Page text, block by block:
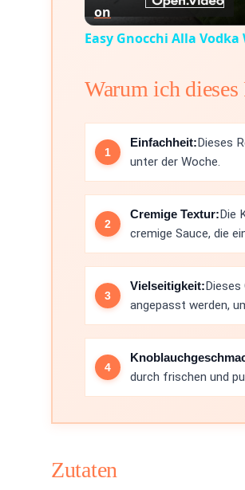
on
Easy Gnocchi Alla
Warum ich
Einfachheit:Dieses
unter der Woche.
Cremige Textur:Die
cremige Sauce, die
Vielseitigkeit:
angepasst werden,
durch frischen und
Zutaten